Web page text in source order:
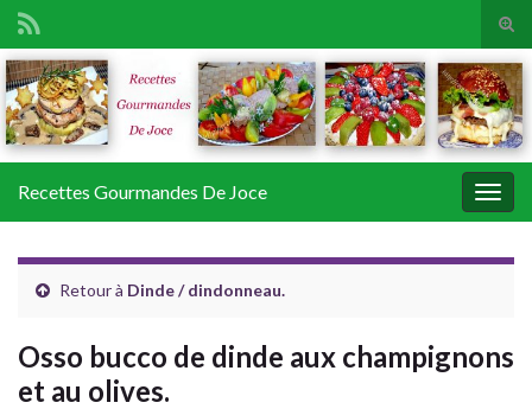
Search for:
Recettes Gourmandes De Joce
Retour à Dinde / dindonneau.
Osso bucco de dinde aux champignons
et au olives.